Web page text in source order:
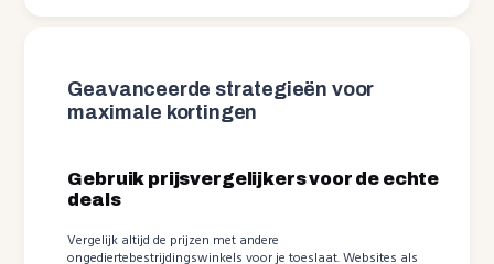
Geavanceerde strategieën voor
maximale kortingen
Gebruik prijsvergelijkers voor de echte
deals
Vergelijk altijd de prijzen met andere
ongediertebestrijdingswinkels voor je toeslaat. Websites als